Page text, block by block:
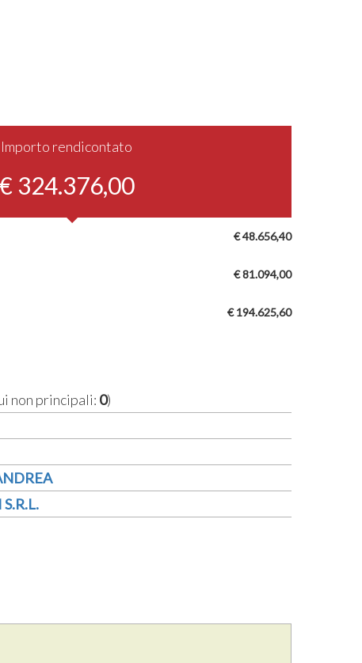
Importo rendicontato
€ 324.376,00
€ 48.656,40
€ 81.094,00
€ 194.625,60
non principali: 0)